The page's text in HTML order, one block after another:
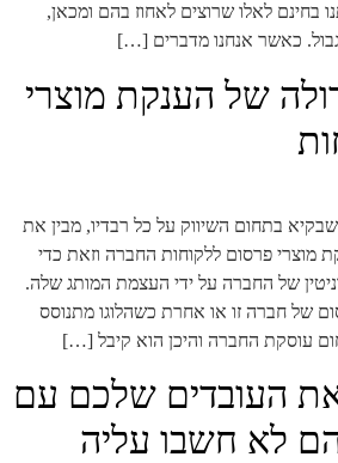
בחינם לאלו שרוצים לאחוז בהם ומכאן,
כאשר אנחנו מדברים […]
של הענקת מוצרי
בתחום השיווק על כל רבדיו, מבין את
מוצרי פרסום ללקוחות החברה וזאת כדי
של החברה על ידי העצמת המותג שלה.
של חברה זו או אחרת כשהלוגו מתנוסס
עוסקת החברה והיכן הוא קיבל […]
העובדים שלכם עם
לא חשבו עליה